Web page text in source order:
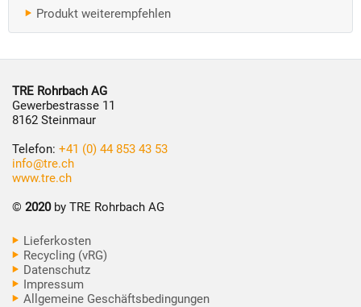
Produkt weiterempfehlen
TRE Rohrbach AG
Gewerbestrasse 11
8162 Steinmaur
Telefon: +41 (0) 44 853 43 53
info@tre.ch
www.tre.ch
© 2020by TRE Rohrbach AG
Lieferkosten
Recycling (vRG)
Datenschutz
Impressum
Allgemeine Geschäftsbedingungen